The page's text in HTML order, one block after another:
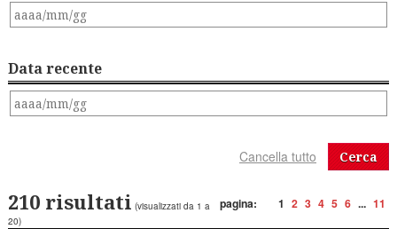
Data recente
Cerca
pagina: 1 2 3 4 5 6 ... 11
210 risultati (visualizzati da 1 a
20)